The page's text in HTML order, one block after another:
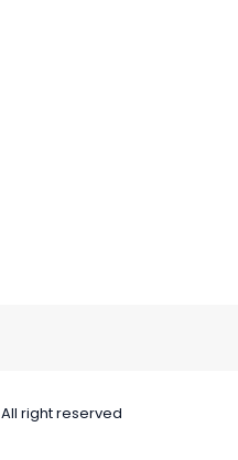
right reserved